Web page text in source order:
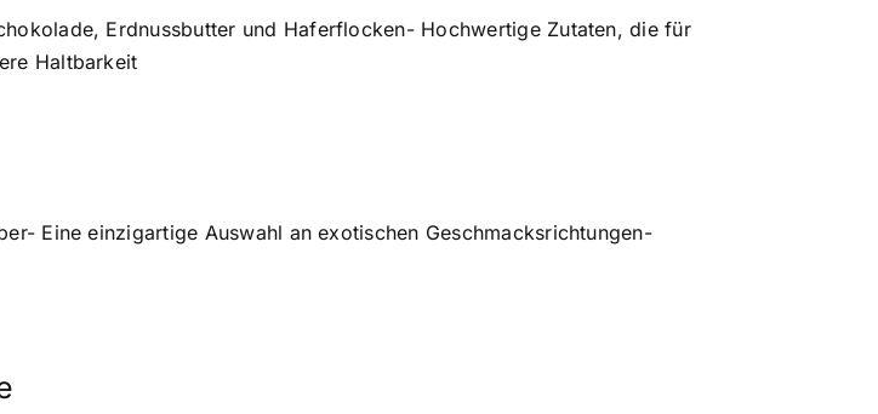
Erdnussbutter und Haferflocken- Hochwertige Zutaten, die für
Haltbarkeit
Eine einzigartige Auswahl an exotischen Geschmacksrichtungen-